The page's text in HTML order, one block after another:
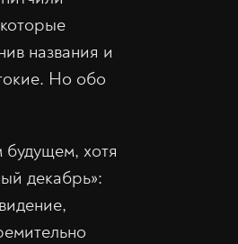
названия и
Но обо
будущем, хотя
декабрь»: